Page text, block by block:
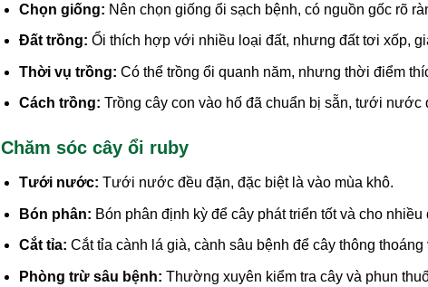
Chọn giống: Nên chọn giống ổi sạch bệnh, có nguồn gốc rõ
Đất trồng: Ổi thích hợp với nhiều loại đất, nhưng đất tơi xốp,
Thời vụ trồng: Có thể trồng ổi quanh năm, nhưng thời điểm
Cách trồng: Trồng cây con vào hố đã chuẩn bị sẵn, tưới nước
Chăm sóc cây ổi ruby
Tưới nước: Tưới nước đều đặn, đặc biệt là vào mùa khô.
Bón phân: Bón phân định kỳ để cây phát triển tốt và cho nhiều
Cắt tỉa: Cắt tỉa cành lá già, cành sâu bệnh để cây thông thoáng
Phòng trừ sâu bệnh: Thường xuyên kiểm tra cây và phun